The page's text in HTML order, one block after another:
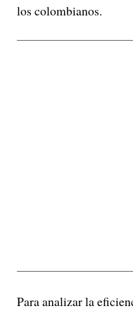
los colombianos.
Para analizar la